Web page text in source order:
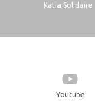
Katia Solidaire
Youtube